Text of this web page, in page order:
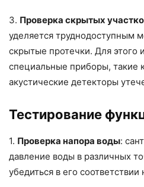
3. Проверка скрытых
уделяется труднодоступным
скрытые протечки. Для этого
специальные приборы, такие
акустические детекторы
Тестирование
1. Проверка напора воды:
давление воды в различных
убедиться в его